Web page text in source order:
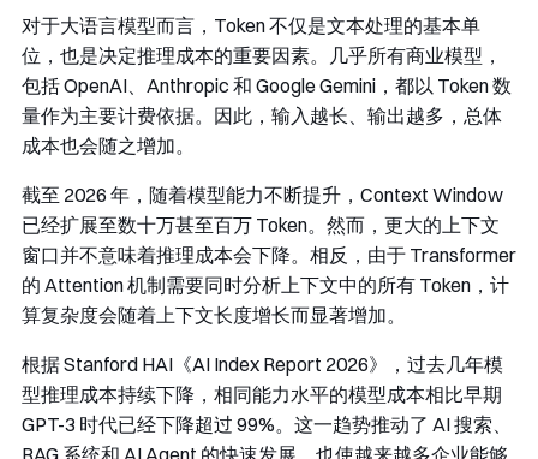
对于大语言模型而言，Token 不仅是文本处理的基本单
位，也是决定推理成本的重要因素。几乎所有商业模型，
包括 OpenAI、Anthropic 和 Google Gemini，都以 Token 数
量作为主要计费依据。因此，输入越长、输出越多，总体
成本也会随之增加。
截至 2026 年，随着模型能力不断提升，Context Window
已经扩展至数十万甚至百万 Token。然而，更大的上下文
窗口并不意味着推理成本会下降。相反，由于 Transformer
的 Attention 机制需要同时分析上下文中的所有 Token，计
算复杂度会随着上下文长度增长而显著增加。
根据 Stanford HAI《AI Index Report 2026》，过去几年模
型推理成本持续下降，相同能力水平的模型成本相比早期
GPT-3 时代已经下降超过 99%。这一趋势推动了 AI 搜索、
RAG 系统和 AI Agent 的快速发展，也使越来越多企业能够